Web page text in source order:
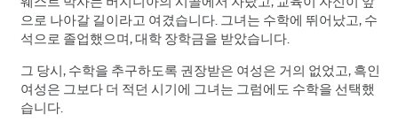
으로 나아갈 길이라고 여겼습니다. 그녀는 수학에 뛰어났고, 수
석으로 졸업했으며, 대학 장학금을 받았습니다.
그 당시, 수학을 추구하도록 권장받은 여성은 거의 없었고, 흑인
여성은 그보다 더 적던 시기에 그녀는 그럼에도 수학을 선택했
습니다.